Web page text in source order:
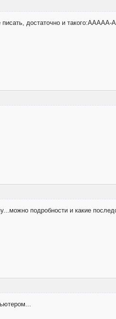
достаточно и
подробности и какие